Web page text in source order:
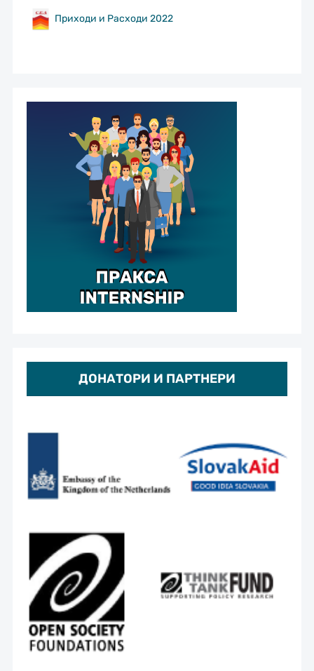
Приходи и Расходи 2022
ДОНАТОРИ И ПАРТНЕРИ